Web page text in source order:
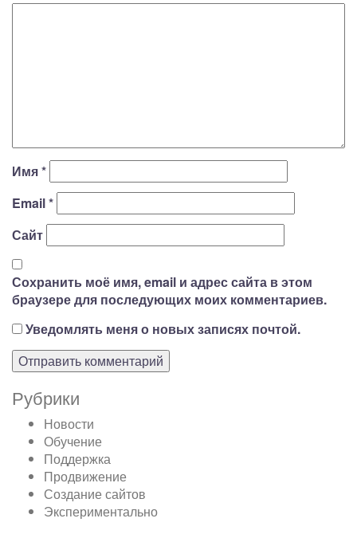
Имя*
Email*
Сайт
Сохранить моё имя, email и адрес сайта в этом
браузере для последующих моих комментариев.
Уведомлять меня о новых записях почтой.
Рубрики
Новости
Обучение
Поддержка
Продвижение
Создание сайтов
Экспериментально